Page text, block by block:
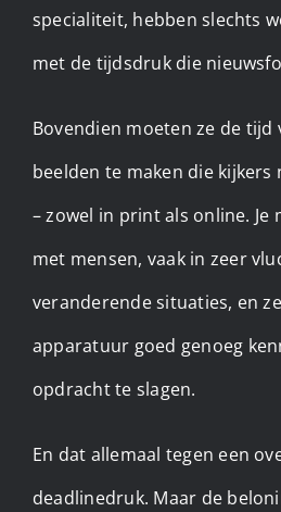
specialiteit, hebben slechts
met de tijdsdruk die
Bovendien moeten ze de
beelden te maken die kijkers
– zowel in print als online. Je
met mensen, vaak in zeer
veranderende situaties, en
apparatuur goed genoeg
opdracht te slagen.
En dat allemaal tegen een
deadlinedruk. Maar de